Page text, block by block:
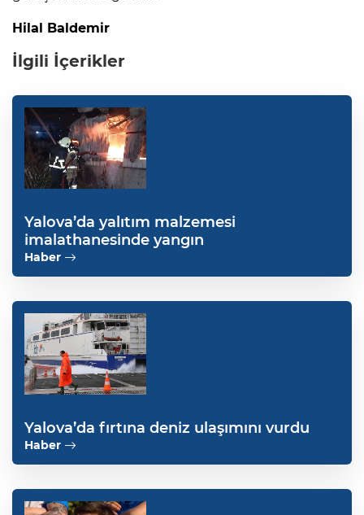
Hilal Baldemir
İlgili İçerikler
Yalova’da yalıtım malzemesi
imalathanesinde yangın
Haber
Yalova’da fırtına deniz ulaşımını vurdu
Haber